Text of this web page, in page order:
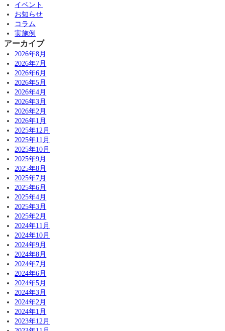
イベント
お知らせ
コラム
実施例
アーカイブ
2026年8月
2026年7月
2026年6月
2026年5月
2026年4月
2026年3月
2026年2月
2026年1月
2025年12月
2025年11月
2025年10月
2025年9月
2025年8月
2025年7月
2025年6月
2025年4月
2025年3月
2025年2月
2024年11月
2024年10月
2024年9月
2024年8月
2024年7月
2024年6月
2024年5月
2024年3月
2024年2月
2024年1月
2023年12月